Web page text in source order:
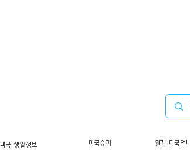
미국 생활정보 미국슈퍼 월간 미국언니